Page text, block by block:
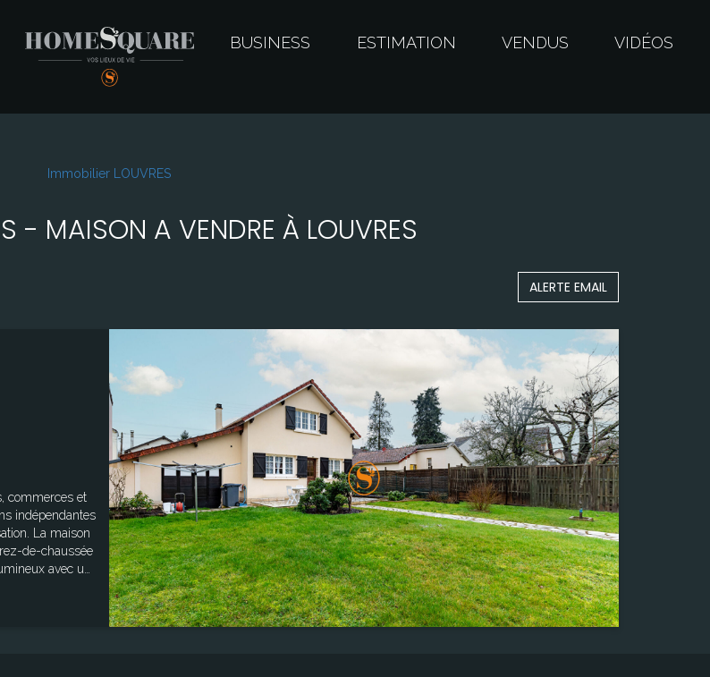
BUSINESS ESTIMATION VENDUS VIDÉOS
Immobilier LOUVRES
- MAISON A VENDRE À LOUVRES
ALERTE EMAIL
commerces et
indépendantes
avec un
Surface
155,00 m²
Terrain
599,00 m²
Pièce(s)
6
Chambre(s)
5